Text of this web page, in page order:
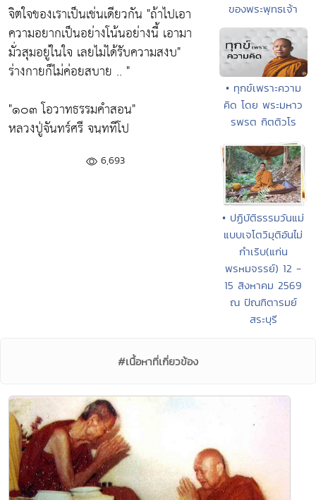
จิตใจของเราเป็นเช่นเดียวกัน "ถ้าไปเอา
ความอยากเป็นอย่างโน้นอย่างนี้ เอามา
มั่วสุมอยู่ในใจ เลยไม่ได้รับความสงบ"
ร่างกายก็ไม่ค่อยสบาย .. "
"๑๐๓ โอวาทธรรมคำสอน"
หลวงปู่จันทร์ศรี จนฺททีโป
6,693
ของพระพุทธเจ้า
• ทุกข์เพราะความ
คิด โดย พระมหาว
รพรต กิตติวโร
• ปฏิบัติธรรมวันแม่
แบบเจโตวิมุติอันไม่
กำเริบ(แก่น
พรหมจรรย์) 12 -
15 สิงหาคม 2569
ณ ปัณฑิตารมย์
สระบุรี
#เนื้อหาที่เกี่ยวข้อง